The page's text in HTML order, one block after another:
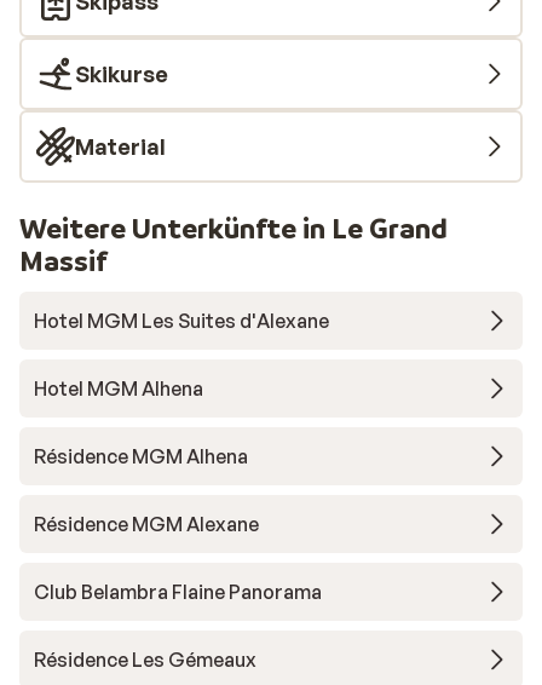
Skikurse
Material
Weitere Unterkünfte in Le Grand
Massif
Hotel MGM Les Suites d'Alexane
Hotel MGM Alhena
Résidence MGM Alhena
Résidence MGM Alexane
Club Belambra Flaine Panorama
Résidence Les Gémeaux